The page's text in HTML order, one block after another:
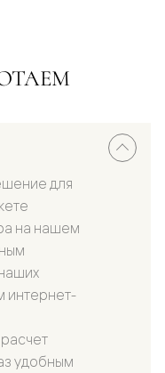
для
на нашем
интернет-
удобным